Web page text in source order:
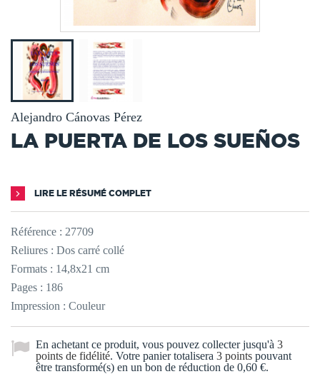
Alejandro Cánovas Pérez
LA PUERTA DE LOS SUEÑOS
LIRE LE RÉSUMÉ COMPLET
Référence : 27709
Reliures : Dos carré collé
Formats : 14,8x21 cm
Pages : 186
Impression : Couleur
En achetant ce produit, vous pouvez collecter jusqu'à 3
points de fidélité. Votre panier totalisera 3 points pouvant
être transformé(s) en un bon de réduction de 0,60 €.